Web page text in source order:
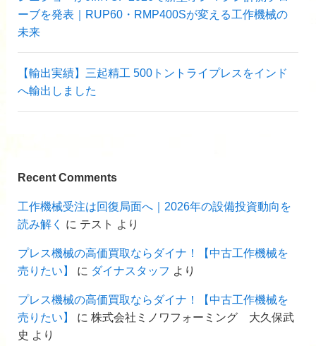
ーブを発表｜RUP60・RMP400Sが変える工作機械の
未来
【輸出実績】三起精工 500トントライプレスをインド
へ輸出しました
Recent Comments
工作機械受注は回復局面へ｜2026年の設備投資動向を
読み解く
に テスト より
プレス機械の高価買取ならダイナ！【中古工作機械を
売りたい】
に ダイナスタッフ より
プレス機械の高価買取ならダイナ！【中古工作機械を
売りたい】
に 株式会社ミノワフォーミング 大久保武
史 より